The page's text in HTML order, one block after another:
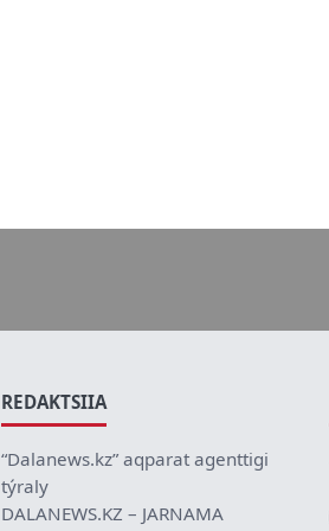
REDAKTSIIA
“Dalanews.kz” aqparat agenttigi
týraly
DALANEWS.KZ – JARNAMA